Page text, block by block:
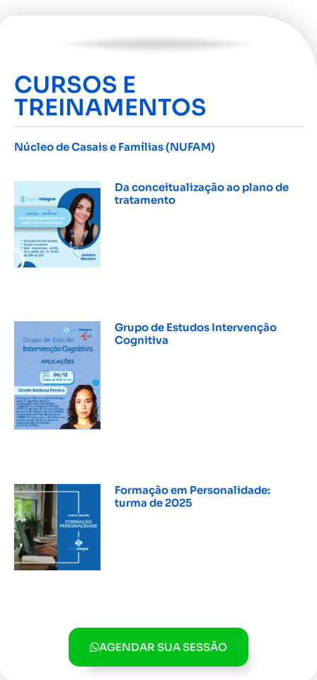
CURSOS E
TREINAMENTOS
Núcleo de Casais e Famílias (NUFAM)
Da conceitualização ao plano de
tratamento
Grupo de Estudos Intervenção
Cognitiva
Formação em Personalidade:
turma de 2025
AGENDAR SUA SESSÃO